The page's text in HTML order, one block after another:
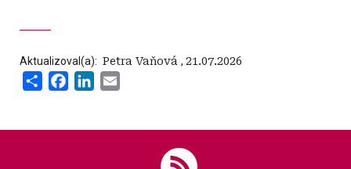
Aktualizoval(a): ‍ Petra Vaňová , 21.07.2026
Share FacebookLinkedIn